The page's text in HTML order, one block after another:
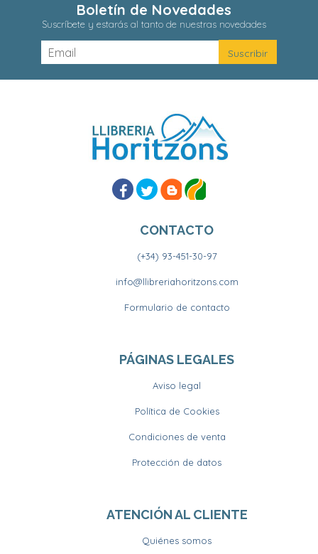
Boletín de Novedades
Suscríbete y estarás al tanto de nuestras novedades
CONTACTO
(+34) 93-451-30-97
info@llibreriahoritzons.com
Formulario de contacto
PÁGINAS LEGALES
Aviso legal
Política de Cookies
Condiciones de venta
Protección de datos
ATENCIÓN AL CLIENTE
Quiénes somos